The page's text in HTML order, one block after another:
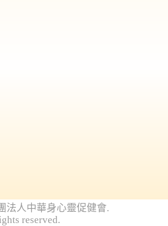
法人中華身心靈促健會.
reserved.